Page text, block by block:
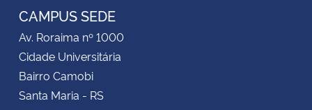
CAMPUS SEDE
Av. Roraima nº 1000
Cidade Universitária
Bairro Camobi
Santa Maria - RS